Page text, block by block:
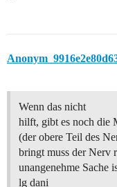
Wenn das nicht
hilft, gibt es noch die
(der obere Teil des
bringt muss der Nerv
unangenehme Sache
lg dani